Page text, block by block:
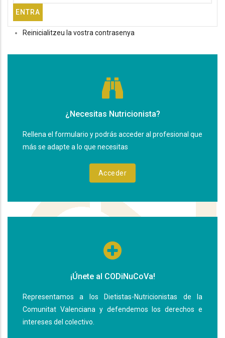
Reinicialitzeu la vostra contrasenya
¿Necesitas Nutricionista?
Rellena el formulario y podrás acceder al profesional que
más se adapte a lo que necesitas
Acceder
¡Únete al CODiNuCoVa!
Representamos a los Dietistas-Nutricionistas de la
Comunitat Valenciana y defendemos los derechos e
intereses del colectivo.